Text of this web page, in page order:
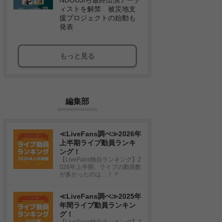
ィストを解禁 被災地支
援プロジェクトの始動も
発表
もっと見る
編集部
≪LiveFans調べ≫2026年
上半期ライブ動員ランキ
ング！
【LiveFans独自ランキング】2
026年上半期、ライブの動員数
が多かったのは…！？
≪LiveFans調べ≫2025年
年間ライブ動員ランキン
グ！